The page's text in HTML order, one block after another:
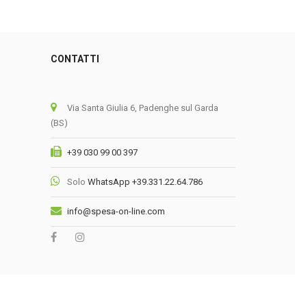
CONTATTI
Via Santa Giulia 6, Padenghe sul Garda
(BS)
+39 030 99 00 397
Solo WhatsApp +39.331.22.64.786
info@spesa-on-line.com